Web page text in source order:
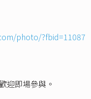
photo/?fbid=11087
迎即場參與。